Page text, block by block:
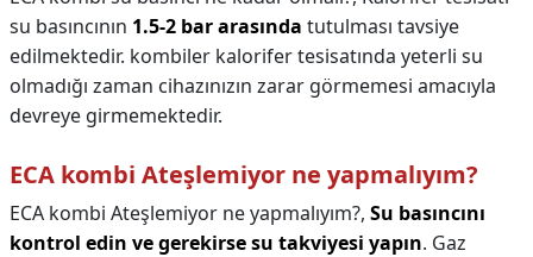
su basıncının 1.5-2 bar arasında tutulması tavsiye
edilmektedir. kombiler kalorifer tesisatında yeterli su
olmadığı zaman cihazınızın zarar görmemesi amacıyla
devreye girmemektedir.
ECA kombi Ateşlemiyor ne yapmalıyım?
ECA kombi Ateşlemiyor ne yapmalıyım?, Su basıncını
kontrol edin ve gerekirse su takviyesi yapın. Gaz